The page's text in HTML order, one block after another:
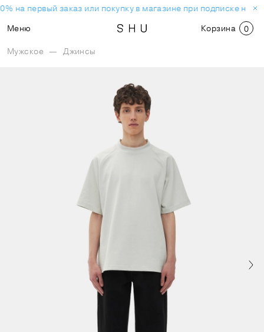
на первый заказ или покупку в магазине при подписке на
Меню
Корзина 0
Мужское — Джинсы